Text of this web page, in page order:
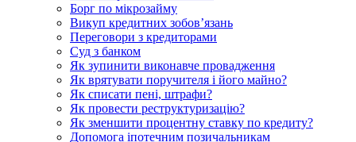
Борг по мікрозайму
Викуп кредитних зобов’язань
Переговори з кредиторами
Суд з банком
Як зупинити виконавче провадження
Як врятувати поручителя і його майно?
Як списати пені, штрафи?
Як провести реструктуризацію?
Як зменшити процентну ставку по кредиту?
Допомога іпотечним позичальникам